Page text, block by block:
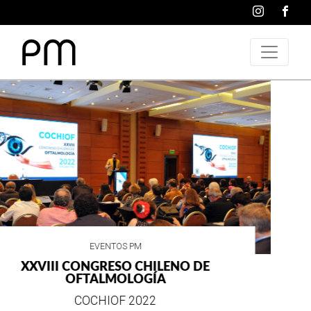
VIDA SOCIAL
WRANGLER CELEBRA SUS 75 AÑOS DE
ESTILO E HISTORIA
EN SU MES DE ANIVERSARIO...